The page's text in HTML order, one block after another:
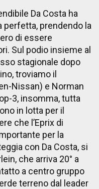
Da Costa ha
prendendo la
di essere
Sul podio insieme al
stagionale dopo
troviamo il
Nissan) e Norman
3, insomma, tutta
in lotta per il
che l’Eprix di
per la
con Da Costa, si
che arriva 20° a
a centro gruppo
terreno dal leader